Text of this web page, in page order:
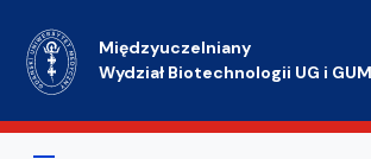
Międzyuczelniany
Wydział Biotechnologii UG i